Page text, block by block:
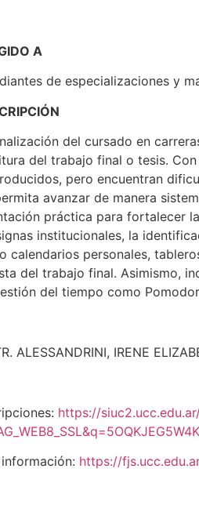
A
de especializaciones y
del cursado en
del trabajo final o tesis.
pero encuentran
avanzar de manera
práctica para fortalecer
institucionales, la
calendarios personales,
del trabajo final. Asimismo,
del tiempo como
ALESSANDRINI, IRENE
https://
https://